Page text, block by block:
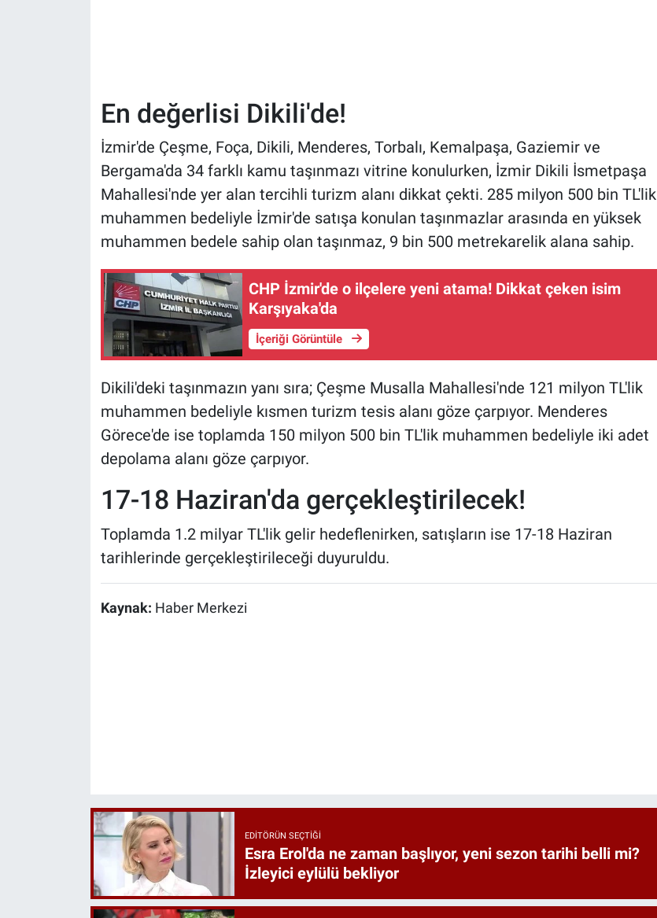
En değerlisi Dikili'de!
İzmir'de Çeşme, Foça, Dikili, Menderes, Torbalı, Kemalpaşa, Gaziemir ve
Bergama'da 34 farklı kamu taşınmazı vitrine konulurken, İzmir Dikili İsmetpaşa
Mahallesi'nde yer alan tercihli turizm alanı dikkat çekti. 285 milyon 500 bin TL'lik
muhammen bedeliyle İzmir'de satışa konulan taşınmazlar arasında en yüksek
muhammen bedele sahip olan taşınmaz, 9 bin 500 metrekarelik alana sahip.
CHP İzmir'de o ilçelere yeni atama! Dikkat çeken isim
Karşıyaka'da
İçeriği Görüntüle
Dikili'deki taşınmazın yanı sıra; Çeşme Musalla Mahallesi'nde 121 milyon TL'lik
muhammen bedeliyle kısmen turizm tesis alanı göze çarpıyor. Menderes
Görece'de ise toplamda 150 milyon 500 bin TL'lik muhammen bedeliyle iki adet
depolama alanı göze çarpıyor.
17-18 Haziran'da gerçekleştirilecek!
Toplamda 1.2 milyar TL'lik gelir hedeflenirken, satışların ise 17-18 Haziran
tarihlerinde gerçekleştirileceği duyuruldu.
Kaynak: Haber Merkezi
EDITÖRÜN SEÇTIĞI
Esra Erol'da ne zaman başlıyor, yeni sezon tarihi belli mi?
İzleyici eylülü bekliyor